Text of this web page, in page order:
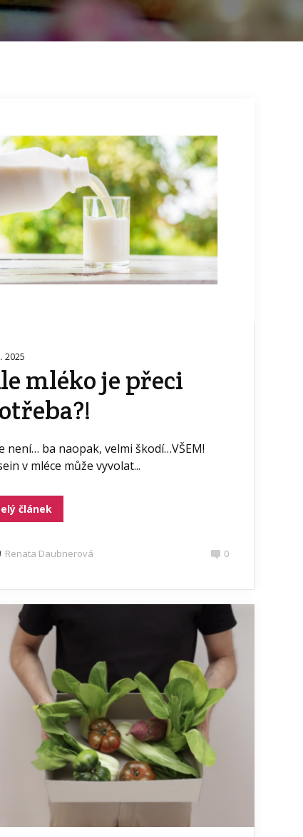
2025
mléko je přeci
není… ba naopak, velmi škodí…VŠEM!
v mléce může vyvolat...
článek
Renata Daubnerová 0